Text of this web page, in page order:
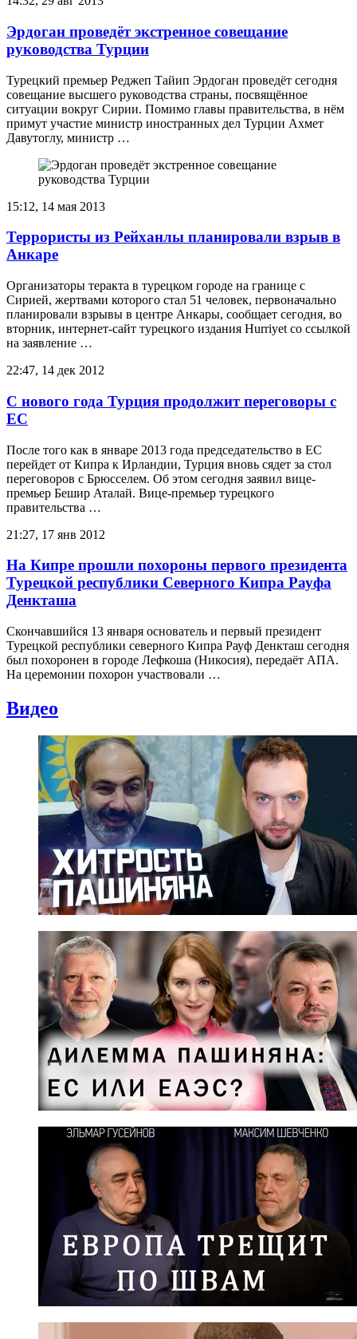
Эрдоган проведёт экстренное совещание
руководства Турции
Турецкий премьер Реджеп Тайип Эрдоган проведёт сегодня
совещание высшего руководства страны, посвящённое
ситуации вокруг Сирии. Помимо главы правительства, в нём
примут участие министр иностранных дел Турции Ахмет
Давутоглу, министр …
15:12, 14 мая 2013
Террористы из Рейханлы планировали взрыв в
Анкаре
Организаторы теракта в турецком городе на границе с
Сирией, жертвами которого стал 51 человек, первоначально
планировали взрывы в центре Анкары, сообщает сегодня, во
вторник, интернет-сайт турецкого издания Hurriyet со ссылкой
на заявление …
22:47, 14 дек 2012
С нового года Турция продолжит переговоры с
ЕС
После того как в январе 2013 года председательство в ЕС
перейдет от Кипра к Ирландии, Турция вновь сядет за стол
переговоров с Брюсселем. Об этом сегодня заявил вице-
премьер Бешир Аталай. Вице-премьер турецкого
правительства …
21:27, 17 янв 2012
На Кипре прошли похороны первого президента
Турецкой республики Северного Кипра Рауфа
Денкташа
Скончавшийся 13 января основатель и первый президент
Турецкой республики северного Кипра Рауф Денкташ сегодня
был похоронен в городе Лефкоша (Никосия), передаёт АПА.
На церемонии похорон участвовали …
Видео